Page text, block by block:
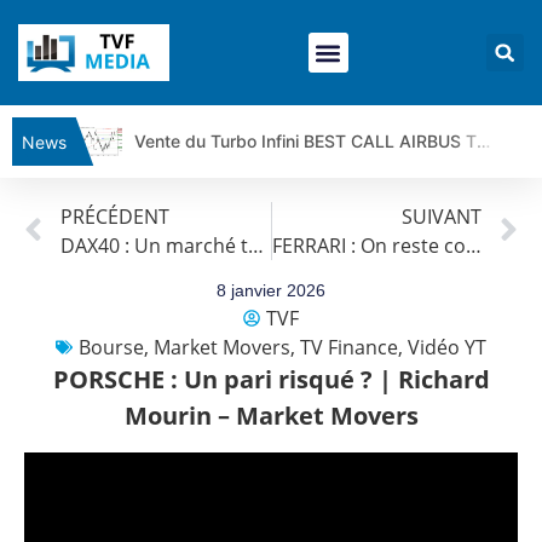
News
Vente du Turbo Infini BEST CALL AIRBUS TY80V à 3,45 € (+118 %)
Vente du Turbo infini BEST PUT COINBASE WO83V à 0,51 € (+46 %)
DAX40 : Poursuite de la croissance ? | Erick Sebban – Chrono DAX
PRÉCÉDENT
DAX40 : Un marché technique | Erick Sebban – Chrono DAX
SUIVANT
FERRARI : On reste confiant ? | Richard Mourin – Market Movers
8 janvier 2026
TVF
Bourse, Market Movers, TV Finance, Vidéo YT
PORSCHE : Un pari risqué ? | Richard
Mourin – Market Movers